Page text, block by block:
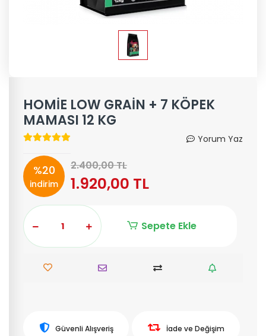
HOMİE LOW GRAİN + 7 KÖPEK
MAMASI 12 KG
Yorum Yaz
%20
indirim
2.400,00 TL
1.920,00 TL
Sepete Ekle
Güvenli Alışveriş İade ve Değişim